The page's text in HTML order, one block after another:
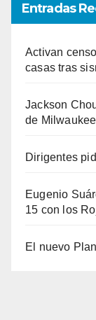
Entradas
Activan
casas tras
Jackson
de Milwaukee
Dirigentes
Eugenio
15 con los
El nuevo